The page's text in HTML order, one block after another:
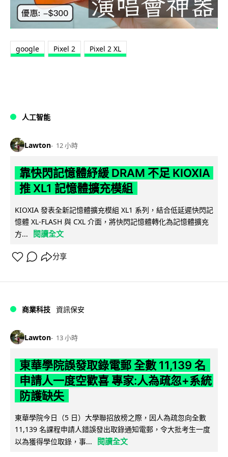
google Pixel 2 Pixel 2 XL
人工智能
Lawton 12 小時
靠快閃記憶體紓緩 DRAM 不足 KIOXIA
推 XL1 記憶體擴充模組
KIOXIA 發表全新記憶體擴充模組 XL1 系列，結合低延遲快閃記
憶體 XL-FLASH 與 CXL 介面，將快閃記憶體轉化為記憶體擴充
方...
閱讀全文
分享
商業科技 資訊保安
Lawton 13 小時
東華學院誤發取錄電郵 全數 11,139 名
申請人一度空歡喜 專家:人為疏忽+系統
防護缺失
東華學院今日（5 日）大學聯招放榜之際，因人為疏忽向全數
11,139 名課程申請人錯誤發出取錄通知電郵，令大批考生一度
以為獲得學位取錄，事...
閱讀全文